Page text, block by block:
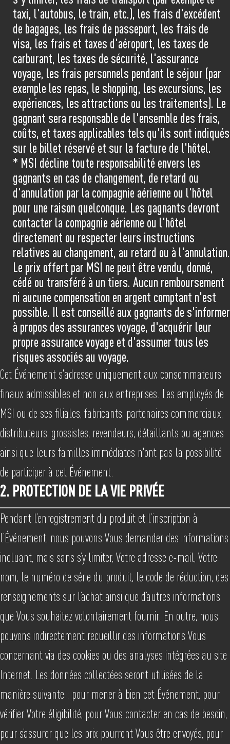
taxi, l'autobus, le train, etc.), les frais d'excédent
de bagages, les frais de passeport, les frais de
visa, les frais et taxes d'aéroport, les taxes de
carburant, les taxes de sécurité, l'assurance
voyage, les frais personnels pendant le séjour (par
exemple les repas, le shopping, les excursions, les
expériences, les attractions ou les traitements). Le
gagnant sera responsable de l'ensemble des frais,
coûts, et taxes applicables tels qu'ils sont indiqués
sur le billet réservé et sur la facture de l'hôtel.
* MSI décline toute responsabilité envers les
gagnants en cas de changement, de retard ou
d'annulation par la compagnie aérienne ou l'hôtel
pour une raison quelconque. Les gagnants devront
contacter la compagnie aérienne ou l'hôtel
directement ou respecter leurs instructions
relatives au changement, au retard ou à l'annulation.
Le prix offert par MSI ne peut être vendu, donné,
cédé ou transféré à un tiers. Aucun remboursement
ni aucune compensation en argent comptant n'est
possible. Il est conseillé aux gagnants de s'informer
à propos des assurances voyage, d'acquérir leur
propre assurance voyage et d'assumer tous les
risques associés au voyage.
Cet Événement s'adresse uniquement aux consommateurs
finaux admissibles et non aux entreprises. Les employés de
MSI ou de ses filiales, fabricants, partenaires commerciaux,
distributeurs, grossistes, revendeurs, détaillants ou agences
ainsi que leurs familles immédiates n'ont pas la possibilité
de participer à cet Événement.
2. PROTECTION DE LA VIE PRIVÉE
Pendant l’enregistrement du produit et l’inscription à
l’Événement, nous pouvons Vous demander des informations
incluant, mais sans s’y limiter, Votre adresse e-mail, Votre
nom, le numéro de série du produit, le code de réduction, des
renseignements sur l’achat ainsi que d’autres informations
que Vous souhaitez volontairement fournir. En outre, nous
pouvons indirectement recueillir des informations Vous
concernant via des cookies ou des analyses intégrées au site
Internet. Les données collectées seront utilisées de la
manière suivante : pour mener à bien cet Événement, pour
vérifier Votre éligibilité, pour Vous contacter en cas de besoin,
pour s’assurer que les prix pourront Vous être envoyés, pour